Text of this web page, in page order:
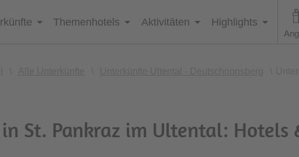
Themenhotels Aktivitäten Highlights
St. Pankraz im Ultental: Hotels